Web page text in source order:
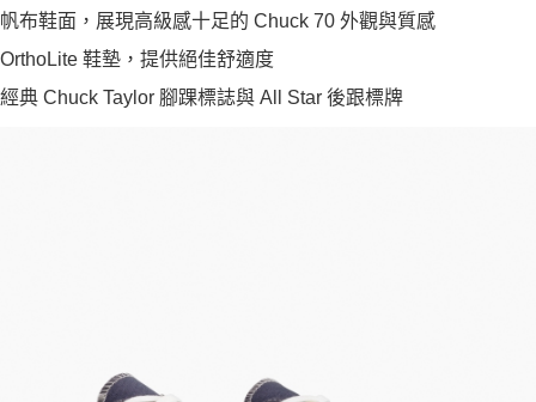
帆布鞋面，展現高級感十足的 Chuck 70 外觀與質感
OrthoLite 鞋墊，提供絕佳舒適度
經典 Chuck Taylor 腳踝標誌與 All Star 後跟標牌